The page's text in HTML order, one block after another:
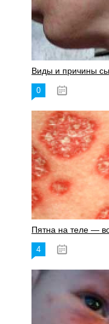
Виды и причины
0
Пятна на теле —
4